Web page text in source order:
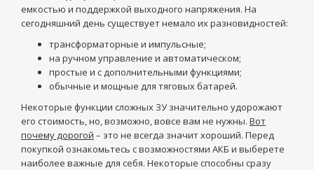
емкостью и поддержкой выходного напряжения. На
сегодняшний день существует немало их разновидностей:
трансформаторные и импульсные;
на ручном управление и автоматическом;
простые и с дополнительными функциями;
обычные и мощные для тяговых батарей.
Некоторые функции сложных ЗУ значительно удорожают
его стоимость, но, возможно, вовсе вам не нужны. Вот
почему дорогой – это не всегда значит хороший. Перед
покупкой ознакомьтесь с возможностями АКБ и выберете
наиболее важные для себя. Некоторые способны сразу